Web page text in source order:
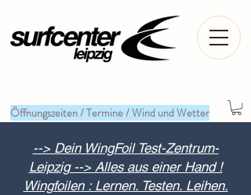
Öffnungszeiten / Termine / Wind und Wetter
--> Dein WingFoil Test-Zentrum-
Leipzig --> Alles aus einer Hand !
Wingfoilen : Lernen. Testen. Leihen.